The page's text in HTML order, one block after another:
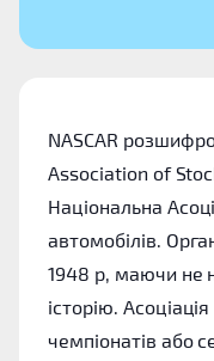
NASCAR
Association of
Національна
автомобілів.
1948 р, маючи не
історію.
чемпіонатів або